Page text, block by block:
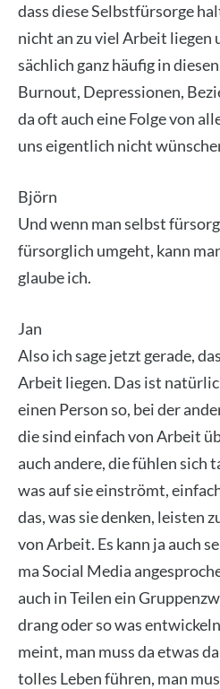
dass die­se Selbst­für­sor­ge
nicht an zu viel Arbeit
säch­lich ganz häu­fig in
Burn­out, Depres­sio­nen,
da oft auch eine Fol­ge von
uns eigent­lich nicht
Björn
Und wenn man selbst
für­sorg­lich umgeht, kann
glau­be ich.
Jan
Also ich sage jetzt gera­de,
Arbeit lie­gen. Das ist
einen Per­son so, bei der
die sind ein­fach von Arbeit
auch ande­re, die füh­len sich
was auf sie ein­strömt,
das, was sie den­ken, leis­ten
von Arbeit. Es kann ja auch
ma Social Media
auch in Tei­len ein
drang oder so was
meint, man muss da etwas
tol­les Leben füh­ren, man